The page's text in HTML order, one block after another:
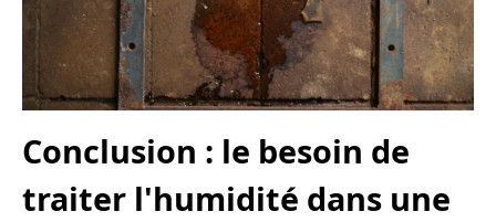
Conclusion : le besoin de
traiter l'humidité dans une